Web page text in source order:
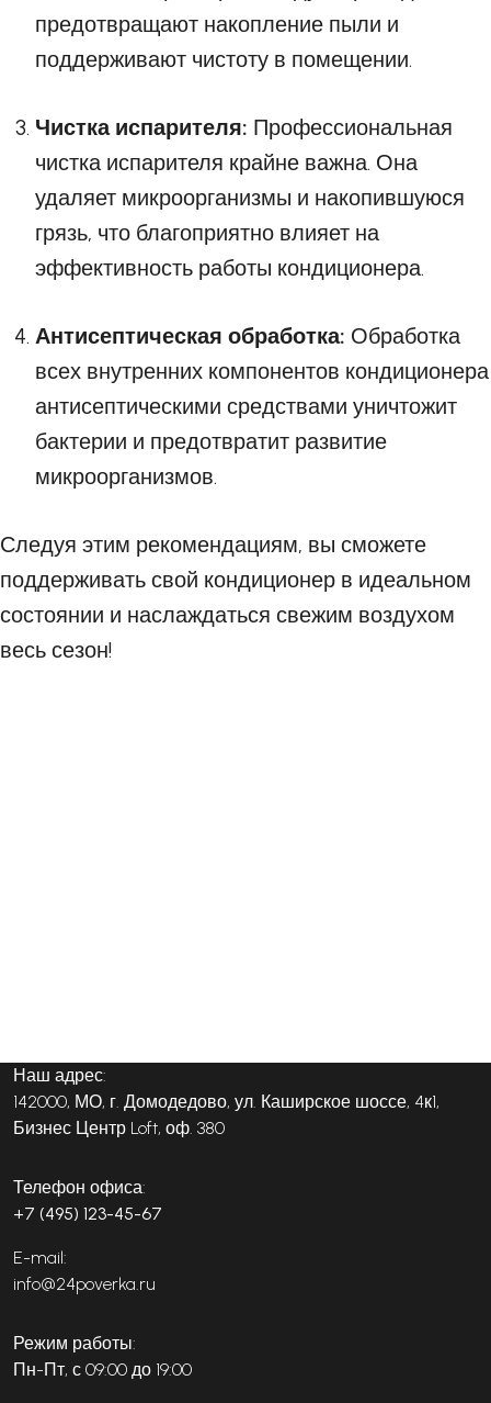
предотвращают накопление пыли и
поддерживают чистоту в помещении.
Чистка испарителя: Профессиональная
чистка испарителя крайне важна. Она
удаляет микроорганизмы и накопившуюся
грязь, что благоприятно влияет на
эффективность работы кондиционера.
Антисептическая обработка: Обработка
всех внутренних компонентов кондиционера
антисептическими средствами уничтожит
бактерии и предотвратит развитие
микроорганизмов.
Следуя этим рекомендациям, вы сможете
поддерживать свой кондиционер в идеальном
состоянии и наслаждаться свежим воздухом
весь сезон!
Наш адрес:
142000, МО, г. Домодедово, ул. Каширское шоссе, 4к1,
Бизнес Центр Loft, оф. 380
Телефон офиса:
+7 (495) 123-45-67
E-mail:
info@24poverka.ru
Режим работы:
Пн-Пт, с 09:00 до 19:00